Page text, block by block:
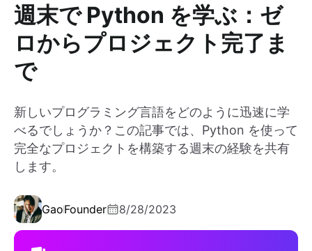
週末で Python を学ぶ：ゼ
ロからプロジェクト完了ま
で
新しいプログラミング言語をどのように迅速に学
べるでしょうか？この記事では、Python を使って
完全なプロジェクトを構築する週末の経験を共有
します。
GaoFounder 8/28/2023